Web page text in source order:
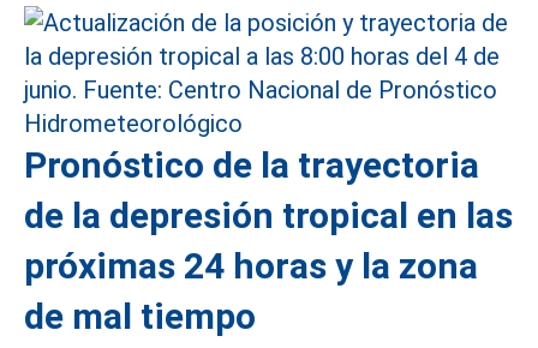
Pronóstico de la trayectoria
de la depresión tropical en las
próximas 24 horas y la zona
de mal tiempo